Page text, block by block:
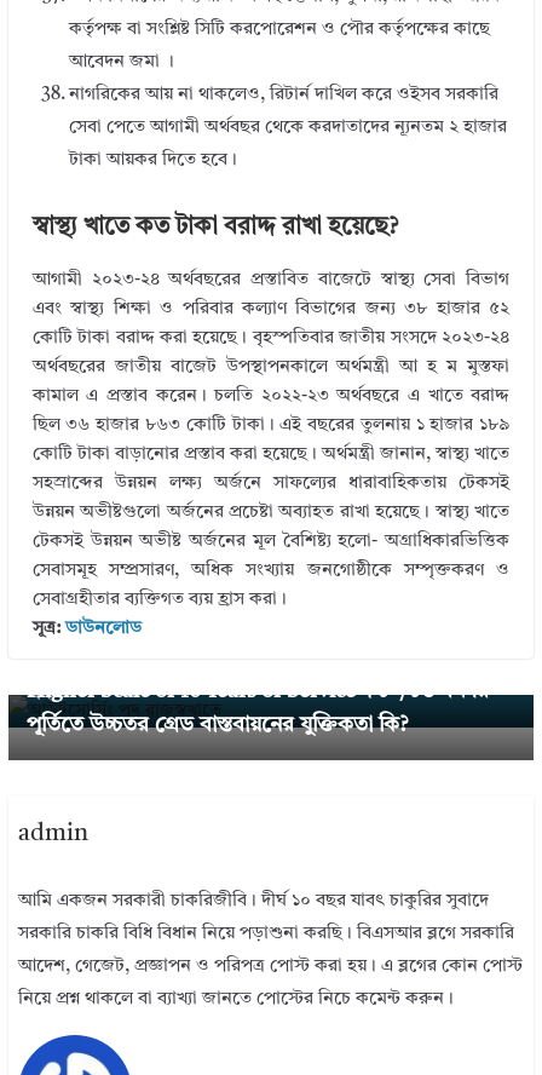
কর্তৃপক্ষ বা সংশ্লিষ্ট সিটি করপোরেশন ও পৌর কর্তৃপক্ষের কাছে
আবেদন জমা ।
নাগরিকের আয় না থাকলেও, রিটার্ন দাখিল করে ওইসব সরকারি
সেবা পেতে আগামী অর্থবছর থেকে করদাতাদের ন্যূনতম ২ হাজার
টাকা আয়কর দিতে হবে।
স্বাস্থ্য খাতে কত টাকা বরাদ্দ রাখা হয়েছে?
আগামী ২০২৩-২৪ অর্থবছরের প্রস্তাবিত বাজেটে স্বাস্থ্য সেবা বিভাগ
এবং স্বাস্থ্য শিক্ষা ও পরিবার কল্যাণ বিভাগের জন্য ৩৮ হাজার ৫২
কোটি টাকা বরাদ্দ করা হয়েছে। বৃহস্পতিবার জাতীয় সংসদে ২০২৩-২৪
অর্থবছরের জাতীয় বাজেট উপস্থাপনকালে অর্থমন্ত্রী আ হ ম মুস্তফা
কামাল এ প্রস্তাব করেন। চলতি ২০২২-২৩ অর্থবছরে এ খাতে বরাদ্দ
ছিল ৩৬ হাজার ৮৬৩ কোটি টাকা। এই বছরের তুলনায় ১ হাজার ১৮৯
কোটি টাকা বাড়ানোর প্রস্তাব করা হয়েছে। অর্থমন্ত্রী জানান, স্বাস্থ্য খাতে
সহস্রাব্দের উন্নয়ন লক্ষ্য অর্জনে সাফল্যের ধারাবাহিকতায় টেকসই
উন্নয়ন অভীষ্টগুলো অর্জনের প্রচেষ্টা অব্যাহত রাখা হয়েছে। স্বাস্থ্য খাতে
টেকসই উন্নয়ন অভীষ্ট অর্জনের মূল বৈশিষ্ট্য হলো- অগ্রাধিকারভিত্তিক
সেবাসমূহ সম্প্রসারণ, অধিক সংখ্যায় জনগোষ্ঠীকে সম্পৃক্তকরণ ও
সেবাগ্রহীতার ব্যক্তিগত ব্যয় হ্রাস করা।
সূত্র:ডাউনলোড
← Previous
ত্র।
Higher Scale of 10 Years of Service । ১০/১৬ বৎসর
পূর্তিতে উচ্চতর গ্রেড বাস্তবায়নের যুক্তিকতা কি?
admin
আমি একজন সরকারী চাকরিজীবি। দীর্ঘ ১০ বছর যাবৎ চাকুরির সুবাদে
সরকারি চাকরি বিধি বিধান নিয়ে পড়াশুনা করছি। বিএসআর ব্লগে সরকারি
আদেশ, গেজেট, প্রজ্ঞাপন ও পরিপত্র পোস্ট করা হয়। এ ব্লগের কোন পোস্ট
নিয়ে প্রশ্ন থাকলে বা ব্যাখ্যা জানতে পোস্টের নিচে কমেন্ট করুন।